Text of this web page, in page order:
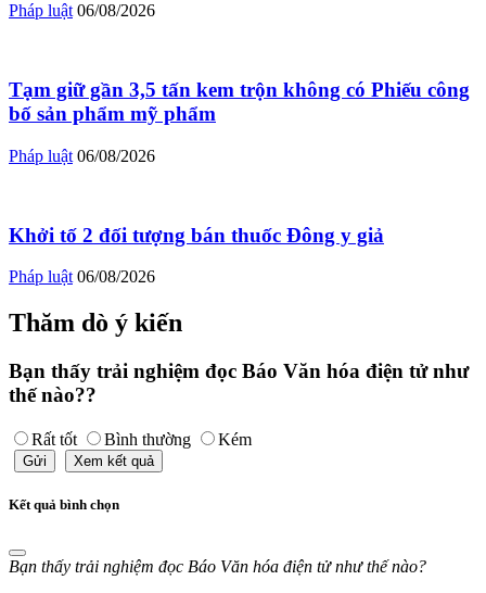
Pháp luật 06/08/2026
Tạm giữ gần 3,5 tấn kem trộn không có Phiếu công
bố sản phẩm mỹ phẩm
Pháp luật 06/08/2026
Khởi tố 2 đối tượng bán thuốc Đông y giả
Pháp luật 06/08/2026
Thăm dò ý kiến
Bạn thấy trải nghiệm đọc Báo Văn hóa điện tử như
thế nào??
Rất tốt Bình thường Kém
Gửi Xem kết quả
Kết quả bình chọn
Bạn thấy trải nghiệm đọc Báo Văn hóa điện tử như thế nào?